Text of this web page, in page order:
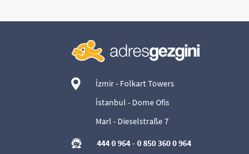
İzmir - Folkart Towers
İstanbul - Dome Ofis
Marl - Dieselstraße 7
444 0 964- 0 850 360 0 964